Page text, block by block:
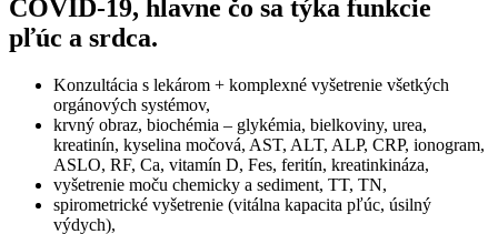
COVID-19, hlavne čo sa týka funkcie
pľúc a srdca.
Konzultácia s lekárom + komplexné vyšetrenie všetkých
orgánových systémov,
krvný obraz, biochémia – glykémia, bielkoviny, urea,
kreatinín, kyselina močová, AST, ALT, ALP, CRP, ionogram,
ASLO, RF, Ca, vitamín D, Fes, feritín, kreatinkináza,
vyšetrenie moču chemicky a sediment, TT, TN,
spirometrické vyšetrenie (vitálna kapacita pľúc, úsilný
výdych),